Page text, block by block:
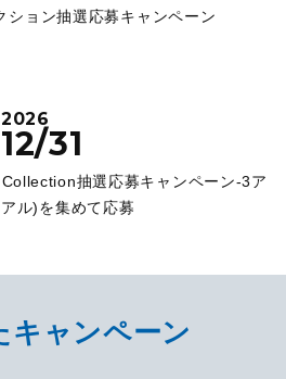
ション抽選応募キャンペーン
2026
12/31
抽選応募キャンペーン‐3ア
ル)を集めて応募
キャンペーン